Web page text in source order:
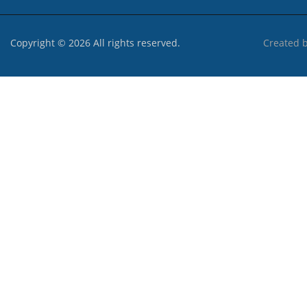
Copyright © 2026 All rights reserved. Created